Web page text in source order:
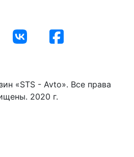
«STS - Avto». Все права
2020 г.